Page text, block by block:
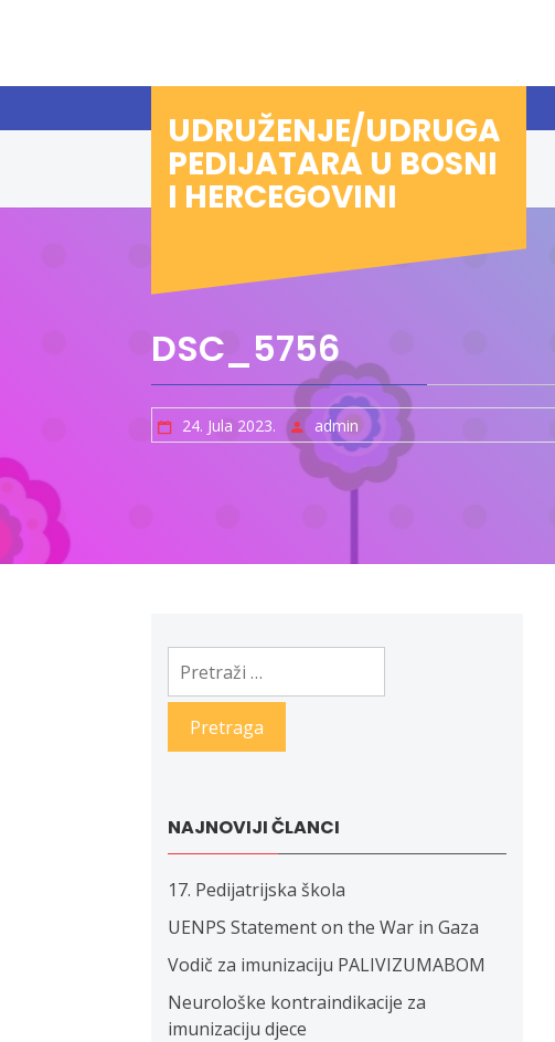
UDRUŽENJE/UDRUGA
PEDIJATARA U BOSNI
I HERCEGOVINI
DSC_5756
24. Jula 2023. admin
Pretraga:
NAJNOVIJI ČLANCI
17. Pedijatrijska škola
UENPS Statement on the War in Gaza
Vodič za imunizaciju PALIVIZUMABOM
Neurološke kontraindikacije za
imunizaciju djece